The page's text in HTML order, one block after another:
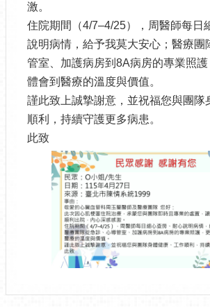
激。
住院期間（4/7–4/25），周醫師每日
說明病情，給予我莫大安心；醫療團
管室、加護病房到8A病房的專業照護
體會到醫療的溫度與價值。
謹此致上誠摯謝意，並祝福您與團隊
順利，持續守護更多病患。
此致